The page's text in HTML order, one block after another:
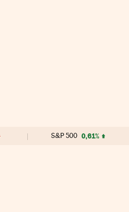
S&P 500 0,61%